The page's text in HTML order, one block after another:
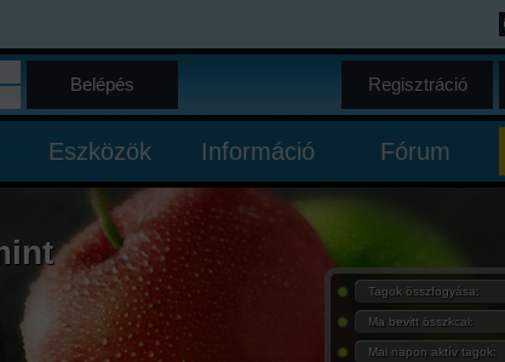
Belépés Regisztráció
Eszközök Információ Fórum
Tagok összfogyása:
Ma bevitt összkcal:
Mai napon aktív tagok: